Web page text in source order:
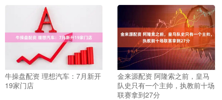
牛操盘配资 理想汽车：7月新开
19家门店
金来源配资 阿隆索之前，皇马
队史只有一个主帅，执教前十场
联赛拿到27分